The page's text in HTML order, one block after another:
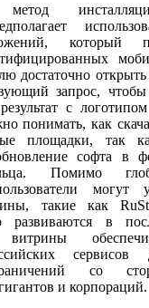
метод
который
достаточно
запрос,
с
понимать, как
площадки, так
софта в
Помимо
могут
такие как
развиваются в
витрины
со
и корпораций.